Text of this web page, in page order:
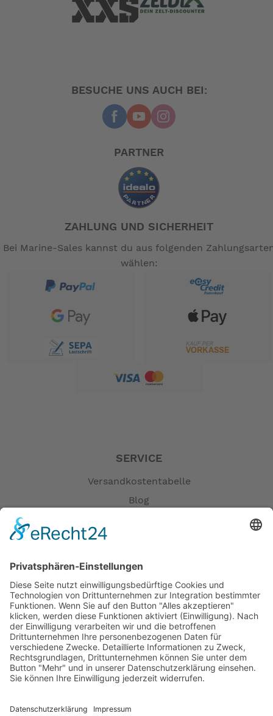
BESUCHE UNS AUCH BEI:
PARTNER
ZAHLUNG UND SICHERHEIT
Bei Marine-Sales kannst du aus folgenden
wählen:
SERVICE
Versandkostentabelle
Blog
Versandpartner
Verfügbarkeiten
Zahlung und Versand
Datenschutz
Fernabsatz
Widerrufsrecht bei Reparatur